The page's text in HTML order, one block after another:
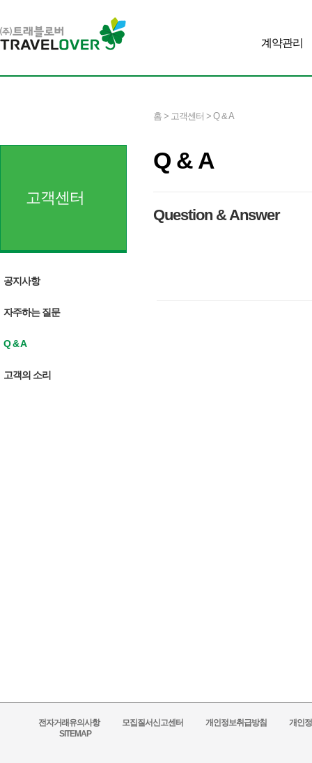
계약관리
고객센터
공지사항
자주하는 질문
Q & A
고객의 소리
홈 > 고객센터 > Q & A
Q & A
Question & Answer
전자거래유의사항 모집질서신고센터 개인정보취급방침
개인
SITEMAP